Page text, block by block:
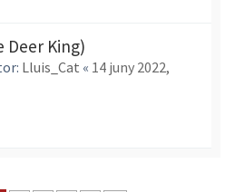
Deer King)
Lluis_Cat « 14 juny 2022,